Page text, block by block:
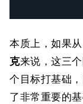
本质上，如果
克来说，这三
个目标打基础
了非常重要的基